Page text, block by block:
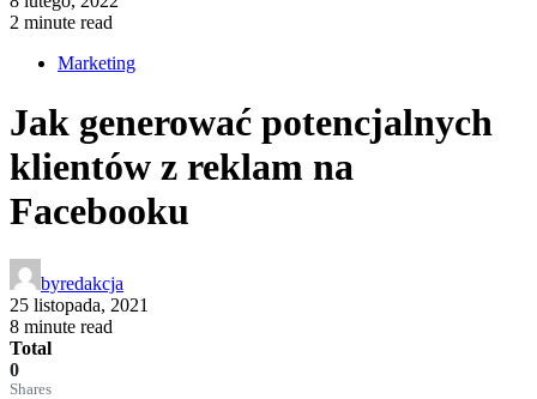
2 minute read
Marketing
Jak generować potencjalnych
klientów z reklam na
Facebooku
byredakcja
25 listopada, 2021
8 minute read
Total
0
Shares